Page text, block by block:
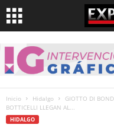
Inicio Hidalgo
GIOTTO DI
BOTTICELLI LLEGAN AL...
HIDALGO